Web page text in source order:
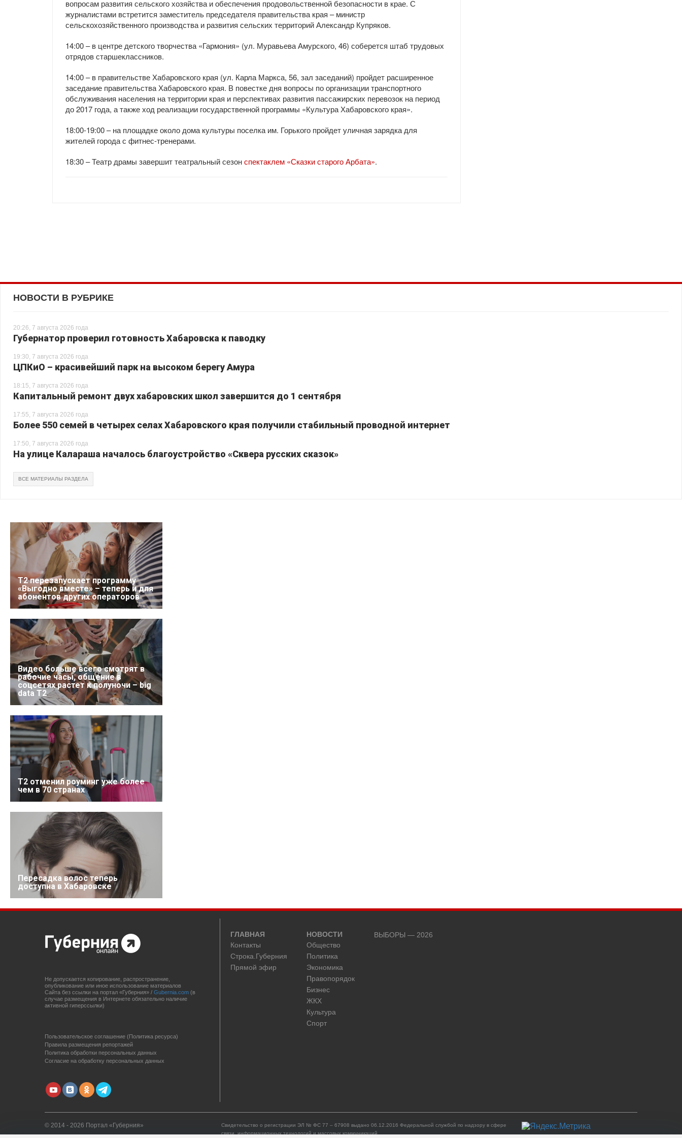
вопросам развития сельского хозяйства и обеспечения продовольственной безопасности в крае. С
журналистами встретится заместитель председателя правительства края – министр
сельскохозяйственного производства и развития сельских территорий Александр Купряков.
14:00 – в центре детского творчества «Гармония» (ул. Муравьева Амурского, 46) соберется штаб трудовых
отрядов старшеклассников.
14:00 – в правительстве Хабаровского края (ул. Карла Маркса, 56, зал заседаний) пройдет расширенное
заседание правительства Хабаровского края. В повестке дня вопросы по организации транспортного
обслуживания населения на территории края и перспективах развития пассажирских перевозок на период
до 2017 года, а также ход реализации государственной программы «Культура Хабаровского края».
18:00-19:00 – на площадке около дома культуры поселка им. Горького пройдет уличная зарядка для
жителей города с фитнес-тренерами.
18:30 – Театр драмы завершит театральный сезонспектаклем «Сказки старого Арбата».
НОВОСТИ В РУБРИКЕ
20:26, 7 августа 2026 года
Губернатор проверил готовность Хабаровска к паводку
19:30, 7 августа 2026 года
ЦПКиО – красивейший парк на высоком берегу Амура
18:15, 7 августа 2026 года
Капитальный ремонт двух хабаровских школ завершится до 1 сентября
17:55, 7 августа 2026 года
Более 550 семей в четырех селах Хабаровского края получили стабильный проводной интернет
17:50, 7 августа 2026 года
На улице Калараша началось благоустройство «Сквера русских сказок»
ВСЕ МАТЕРИАЛЫ РАЗДЕЛА
Т2 перезапускает программу
«Выгодно вместе» – теперь и для
абонентов других операторов
Видео больше всего смотрят в
рабочие часы, общение в
соцсетях растет к полуночи – big
data T2
Т2 отменил роуминг уже более
чем в 70 странах
Пересадка волос теперь
доступна в Хабаровске
Не допускается копирование, распространение,
опубликование или иное использование материалов
Сайта без ссылки на портал «Губерния» / Gubernia.com (в
случае размещения в Интернете обязательно наличие
активной гиперссылки)
Пользовательское соглашение (Политика ресурса)
Правила размещения репортажей
Политика обработки персональных данных
Согласие на обработку персональных данных
ГЛАВНАЯ
Контакты
Строка.Губерния
Прямой эфир
НОВОСТИ
Общество
Политика
Экономика
Правопорядок
Бизнес
ЖКХ
Культура
Спорт
ВЫБОРЫ — 2026
© 2014 - 2026 Портал «Губерния»
Свидетельство о регистрации ЭЛ № ФС 77 – 67908 выдано 06.12.2016 Федеральной службой по надзору в сфере
связи, информационных технологий и массовых коммуникаций.